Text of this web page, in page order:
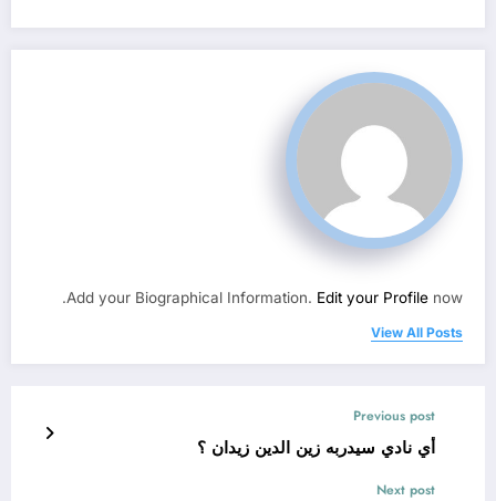
Add your Biographical Information. Edit your Profile now.
View All Posts
Previous post
أي نادي سيدربه زين الدين زيدان ؟
Next post